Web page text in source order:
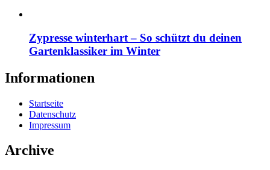
Zypresse winterhart – So schützt du deinen
Gartenklassiker im Winter
Informationen
Startseite
Datenschutz
Impressum
Archive